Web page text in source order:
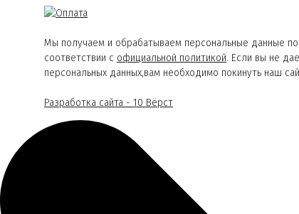
Мы получаем и обрабатываем персональные данные
соответствии с официальной политикой. Если вы не
персональных данных,вам необходимо покинуть наш
Разработка сайта - 10 Вёрст